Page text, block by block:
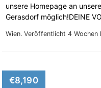
Wien. Veröffentlicht 4 Wochen
unsere Homepage an
Gerasdorf möglich!DEINE
€8,190